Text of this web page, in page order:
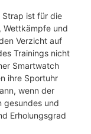
Strap ist für die
Wettkämpfe und
Verzicht auf
Trainings nicht
Smartwatch
ihre Sportuhr
wenn der
gesundes und
Erholungsgrad